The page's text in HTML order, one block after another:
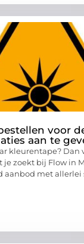
voor
aan te
kleurentape? Dan
je zoekt bij Flow in
aanbod met allerlei